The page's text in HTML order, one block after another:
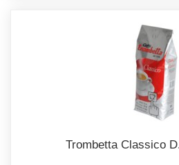
Trombetta Classico